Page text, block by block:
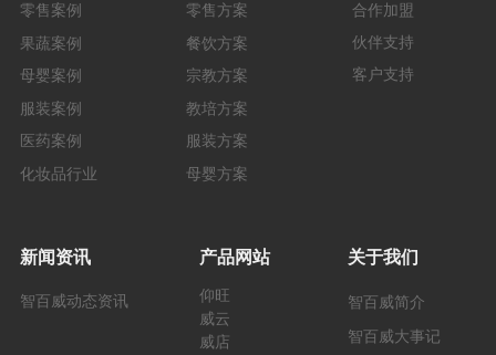
零售案例
果蔬案例
母婴案例
服装案例
医药案例
化妆品行业
零售方案
餐饮方案
宗教方案
教培方案
服装方案
母婴方案
合作加盟
伙伴支持
客户支持
新闻资讯
智百威动态资讯
产品网站
仰旺
威云
威店
关于我们
智百威简介
智百威大事记